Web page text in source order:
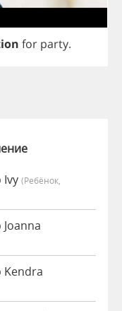
for party.
Ivy (Ребёнок,
Kendra